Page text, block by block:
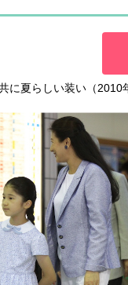
に夏らしい装い（2010